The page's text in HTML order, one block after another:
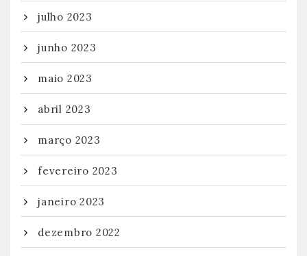
julho 2023
junho 2023
maio 2023
abril 2023
março 2023
fevereiro 2023
janeiro 2023
dezembro 2022